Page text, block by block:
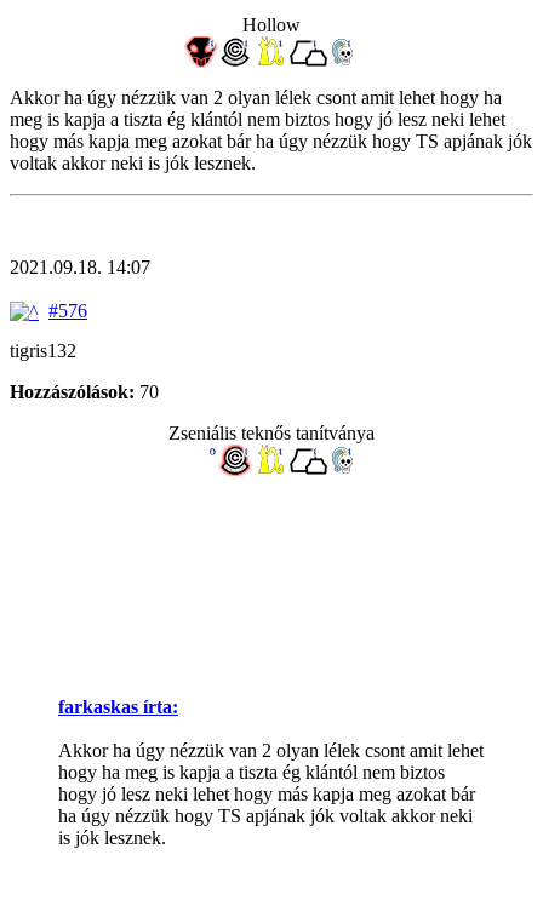
Hollow
Akkor ha úgy nézzük van 2 olyan lélek csont amit lehet hogy ha
meg is kapja a tiszta ég klántól nem biztos hogy jó lesz neki lehet
hogy más kapja meg azokat bár ha úgy nézzük hogy TS apjának jók
voltak akkor neki is jók lesznek.
2021.09.18. 14:07
#576
tigris132
Hozzászólások: 70
Zseniális teknős tanítványa
farkaskas írta:
Akkor ha úgy nézzük van 2 olyan lélek csont amit lehet
hogy ha meg is kapja a tiszta ég klántól nem biztos
hogy jó lesz neki lehet hogy más kapja meg azokat bár
ha úgy nézzük hogy TS apjának jók voltak akkor neki
is jók lesznek.